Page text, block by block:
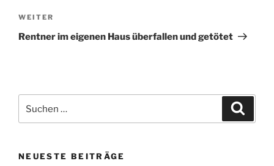
Nächster
Beitrag
WEITER
Rentner im eigenen Haus überfallen und getötet
nach:
NEUESTE BEITRÄGE